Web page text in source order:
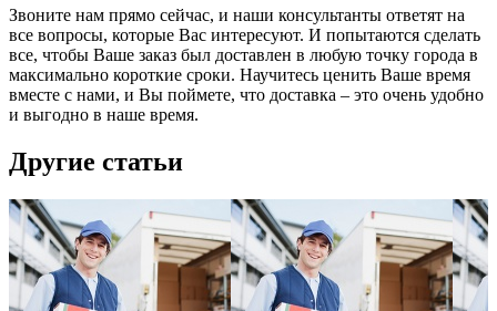
Звоните нам прямо сейчас, и наши консультанты ответят на
все вопросы, которые Вас интересуют. И попытаются сделать
все, чтобы Ваше заказ был доставлен в любую точку города в
максимально короткие сроки. Научитесь ценить Ваше время
вместе с нами, и Вы поймете, что доставка – это очень удобно
и выгодно в наше время.
Другие статьи